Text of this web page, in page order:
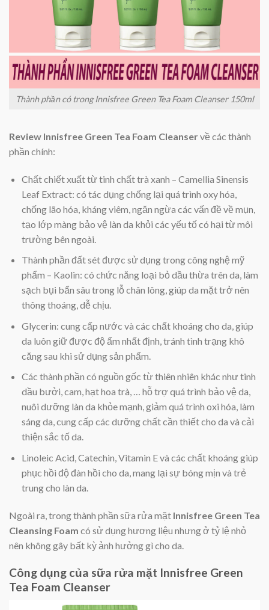
Thành phần có trong Innisfree Green Tea Foam Cleanser 150ml
Review Innisfree Green Tea Foam Cleanservề các thành
phần chính:
Chất chiết xuất từ tinh chất trà xanh – Camellia Sinensis
Leaf Extract: có tác dụng chống lại quá trình oxy hóa,
chống lão hóa, kháng viêm, ngăn ngừa các vấn đề về mụn,
tạo lớp màng bảo vệ làn da khỏi các yếu tố có hại từ môi
trường bên ngoài.
Thành phần đất sét được sử dụng trong công nghệ mỹ
phẩm – Kaolin: có chức năng loại bỏ dầu thừa trên da, làm
sạch bụi bẩn sâu trong lỗ chân lông, giúp da mặt trở nên
thông thoáng, dễ chịu.
Glycerin: cung cấp nước và các chất khoáng cho da, giúp
da luôn giữ được độ ẩm nhất định, tránh tình trạng khô
căng sau khi sử dụng sản phẩm.
Các thành phần có nguồn gốc từ thiên nhiên khác như tinh
dầu bưởi, cam, hạt hoa trà, … hỗ trợ quá trình bảo vệ da,
nuôi dưỡng làn da khỏe mạnh, giảm quá trình oxi hóa, làm
sáng da, cung cấp các dưỡng chất cần thiết cho da và cải
thiện sắc tố da.
Linoleic Acid, Catechin, Vitamin E và các chất khoáng giúp
phục hồi độ đàn hồi cho da, mang lại sự bóng mịn và trẻ
trung cho làn da.
Ngoài ra, trong thành phần sữa rửa mặt Innisfree Green Tea
Cleansing Foam có sử dụng hương liệu nhưng ở tỷ lệ nhỏ
nên không gây bất kỳ ảnh hưởng gì cho da.
Công dụng của sữa rửa mặt Innisfree Green
Tea Foam Cleanser